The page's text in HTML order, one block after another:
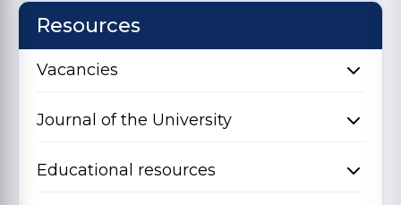
Resources
Vacancies
Journal of the University
Educational resources